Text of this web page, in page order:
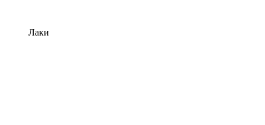
Лаки